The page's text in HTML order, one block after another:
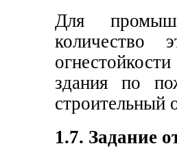
Для
количество
здания по
строительный
1.7. Задание